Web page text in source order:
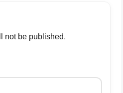
not be published.